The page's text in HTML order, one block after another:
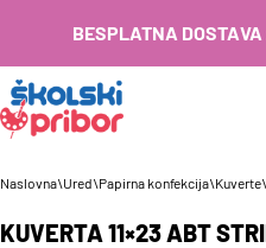
BESPLATNA
Naslovna\Ured\Papirna konfekcija\Kuverte\
KUVERTA 11×23 ABT